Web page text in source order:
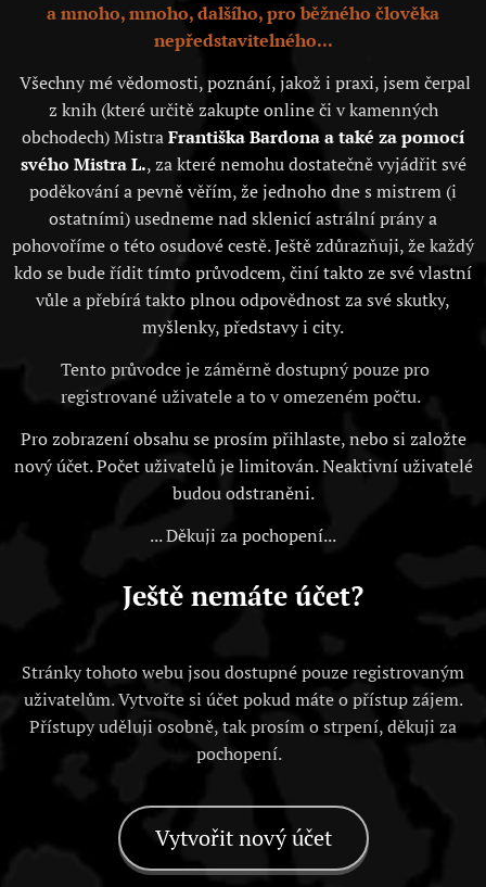
a mnoho, mnoho, dalšího, pro běžného člověka
nepředstavitelného...
Všechny mé vědomosti, poznání, jakož i praxi, jsem čerpal
z knih (které určitě zakupte online či v kamenných
obchodech) MistraFrantiška Bardona a také za pomocí
svého Mistra L., za které nemohu dostatečně vyjádřit své
poděkování a pevně věřím, že jednoho dne s mistrem (i
ostatními) usedneme nad sklenicí astrální prány a
pohovoříme o této osudové cestě. Ještě zdůrazňuji, že každý
kdo se bude řídit tímto průvodcem, činí takto ze své vlastní
vůle a přebírá takto plnou odpovědnost za své skutky,
myšlenky, představy i city.
Tento průvodce je záměrně dostupný pouze pro
registrované uživatele a to v omezeném počtu.
Pro zobrazení obsahu se prosím přihlaste, nebo si založte
nový účet. Počet uživatelů je limitován. Neaktivní uživatelé
budou odstraněni.
... Děkuji za pochopení...
Ještě nemáte účet?
Stránky tohoto webu jsou dostupné pouze registrovaným
uživatelům. Vytvořte si účet pokud máte o přístup zájem.
Přístupy uděluji osobně, tak prosím o strpení, děkuji za
pochopení.
Vytvořit nový účet